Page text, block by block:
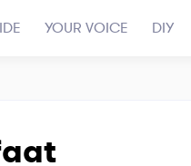
YOUR VOICE DIY